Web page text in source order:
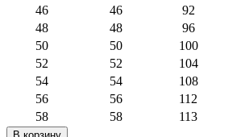
46
46 92
48
48 96
50
50 100
52
52 104
54
54 108
56
56 112
58
58 113